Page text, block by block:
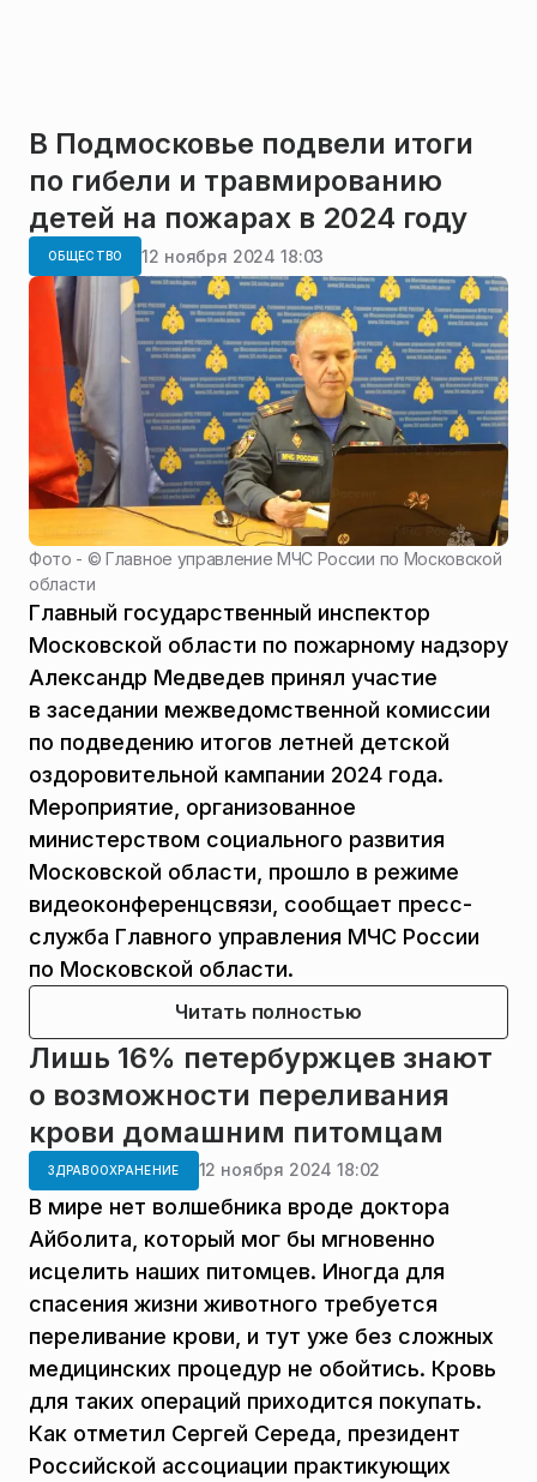
В Подмосковье подвели итоги
по гибели и травмированию
детей на пожарах в 2024 году
ОБЩЕСТВО 12 ноября 2024 18:03
Фото - ©Главное управление МЧС России по Московской
области
Главный государственный инспектор
Московской области по пожарному надзору
Александр Медведев принял участие
в заседании межведомственной комиссии
по подведению итогов летней детской
оздоровительной кампании 2024 года.
Мероприятие, организованное
министерством социального развития
Московской области, прошло в режиме
видеоконференцсвязи, сообщает пресс-
служба Главного управления МЧС России
по Московской области.
Читать полностью
Лишь 16% петербуржцев знают
о возможности переливания
крови домашним питомцам
ЗДРАВООХРАНЕНИЕ 12 ноября 2024 18:02
В мире нет волшебника вроде доктора
Айболита, который мог бы мгновенно
исцелить наших питомцев. Иногда для
спасения жизни животного требуется
переливание крови, и тут уже без сложных
медицинских процедур не обойтись. Кровь
для таких операций приходится покупать.
Как отметил Сергей Середа, президент
Российской ассоциации практикующих